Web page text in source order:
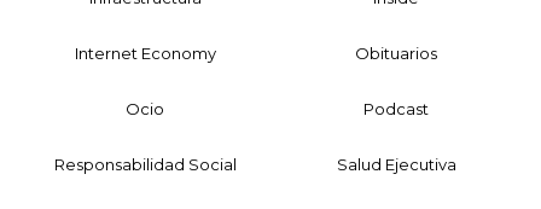
Internet Economy Obituarios
Ocio Podcast
Responsabilidad Social Salud Ejecutiva